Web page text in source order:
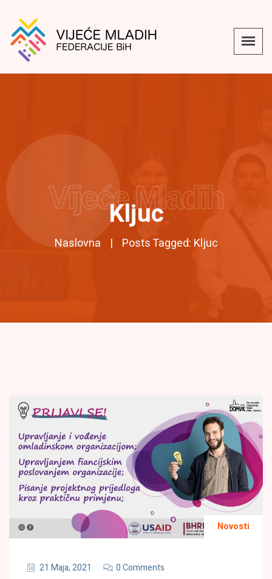
Kljuc
Naslovna Posts Tagged: Kljuc
Vijeće Mladih
Novosti
21 Maja, 2021 0 Comments